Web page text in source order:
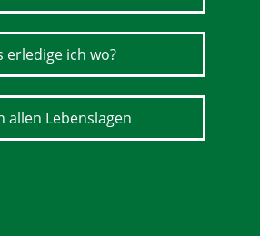
erledige ich wo?
allen Lebenslagen